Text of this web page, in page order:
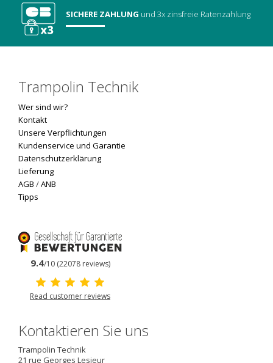
SICHERE ZAHLUNG und 3x zinsfreie Ratenzahlung
Trampolin Technik
Wer sind wir?
Kontakt
Unsere Verpflichtungen
Kundenservice und Garantie
Datenschutzerklärung
Lieferung
AGB /ANB
Tipps
9.4/10 (22078 reviews)
Read customer reviews
Kontaktieren Sie uns
Trampolin Technik
21 rue Georges Lesieur